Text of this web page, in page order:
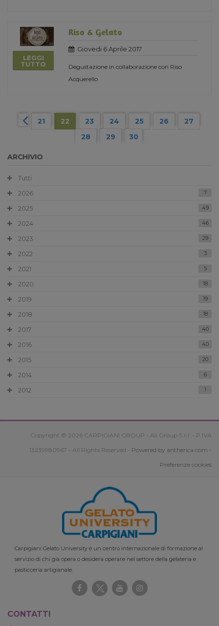
LEGGI
TUTTO
Riso & Gelato
Giovedi 6 Aprile 2017
Degustazione in collaborazione con Riso
Acquerello
21 22 23 24 25 26
27
28
29 30
ARCHIVIO
Tutti
2026
7
2025 49
2024 46
2023 29
2022 3
2021 5
2020 18
2019 19
2018 18
2017 40
2016 40
2015 20
2014 6
2012 1
Copyright © 2026 CARPIGIANI GROUP - Ali Group S.r.l. - P.IVA
13239980967 - All Rights Reserved - Powered by antherica.com -
Preferenze cookies
Carpigiani Gelato University è un centro internazionale di formazione al
servizio di chi già opera o desidera operare nel settore della gelateria e
pasticceria artigianale.
CONTATTI